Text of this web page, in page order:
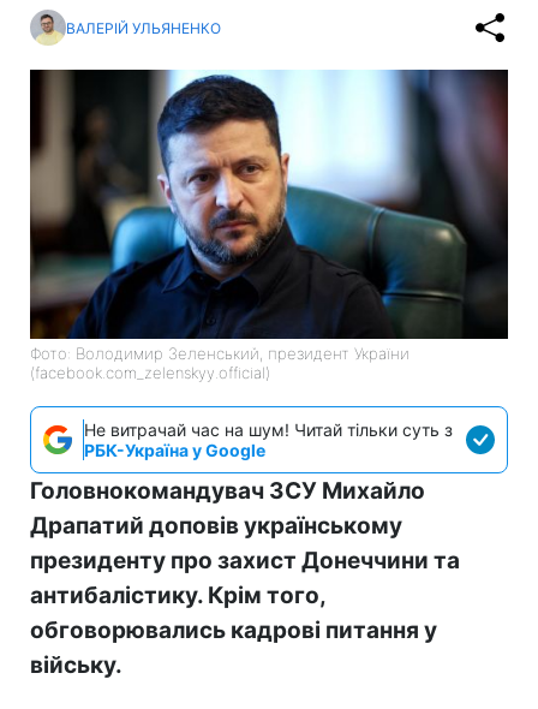
ВАЛЕРІЙ УЛЬЯНЕНКО
Фото: Володимир Зеленський, президент України
(facebook.com_zelenskyy.official)
Не витрачай час на шум! Читай тільки суть з
РБК-Україна у Google
Головнокомандувач ЗСУ Михайло
Драпатий доповів українському
президенту про захист Донеччини та
антибалістику. Крім того,
обговорювались кадрові питання у
війську.